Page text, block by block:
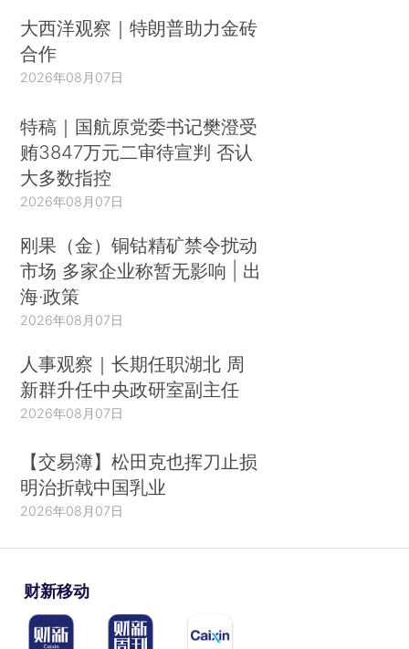
大西洋观察｜特朗普助力金砖
合作
2026年08月07日
特稿｜国航原党委书记樊澄受
贿3847万元二审待宣判 否认
大多数指控
2026年08月07日
刚果（金）铜钴精矿禁令扰动
市场 多家企业称暂无影响 | 出
海·政策
2026年08月07日
人事观察｜长期任职湖北 周
新群升任中央政研室副主任
2026年08月07日
【交易簿】松田克也挥刀止损
明治折戟中国乳业
2026年08月07日
财新移动